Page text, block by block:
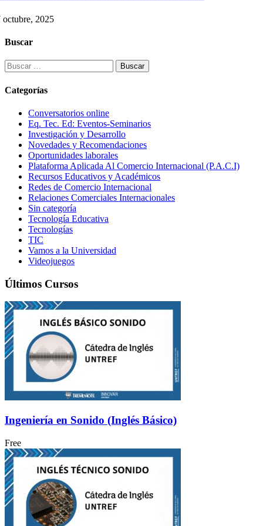
octubre, 2025
Buscar
Buscar:
Categorías
Conversatorios online
Eq. Tec. Ed: Eventos-Seminarios
Investigación y Desarrollo
Novedades y Recomendaciones
Oportunidades laborales
Plataforma Aplicada Al Comercio Internacional (P.A.C.I)
Recursos Educativos y Académicos
Redes de Comercio Internacional
Relaciones Comerciales Internacionales
Sin categoría
Tecnología Educativa
Tecnologías
TIC
Vamos a la Universidad
Videojuegos
Últimos Cursos
Ingeniería en Sonido (Inglés Básico)
Free